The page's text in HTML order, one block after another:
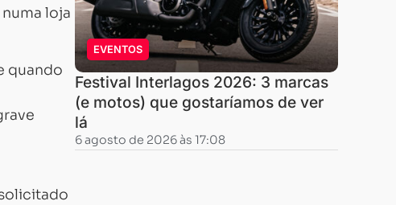
loja
quando
EVENTOS
Festival Interlagos 2026: 3 marcas
(e motos) que gostaríamos de ver
lá
6 agosto de 2026 às 17:08